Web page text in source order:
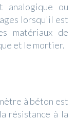
analogique ou
lorsqu'il est
matériaux de
et le mortier.
à béton est
résistance à la